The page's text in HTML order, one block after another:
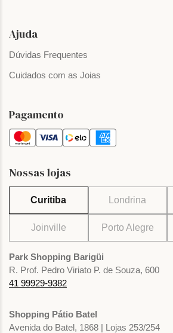
Ajuda
Dúvidas Frequentes
Cuidados com as Joias
Pagamento
Nossas lojas
Curitiba Londrina
Joinville Porto Alegre
Park Shopping Barigüi
R. Prof. Pedro Viriato P. de Souza, 600
41 99929-9382
Shopping Pátio Batel
Avenida do Batel, 1868 | Lojas 253/254